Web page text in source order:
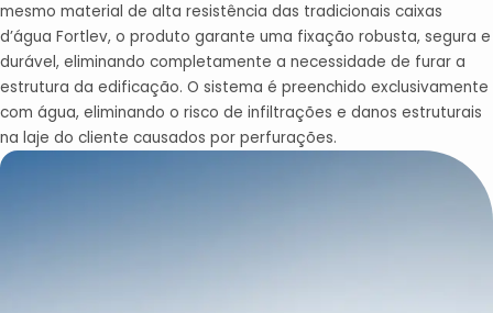
mesmo material de alta resistência das tradicionais caixas
d’água Fortlev, o produto garante uma fixação robusta, segura e
durável, eliminando completamente a necessidade de furar a
estrutura da edificação. O sistema é preenchido exclusivamente
com água, eliminando o risco de infiltrações e danos estruturais
na laje do cliente causados por perfurações.